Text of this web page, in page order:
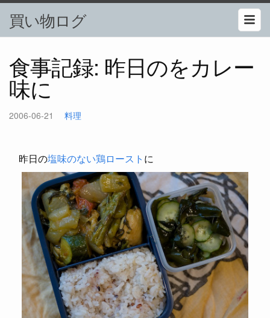
買い物ログ
食事記録: 昨日のをカレー
味に
2006-06-21 料理
昨日の塩味のない鶏ロースト に